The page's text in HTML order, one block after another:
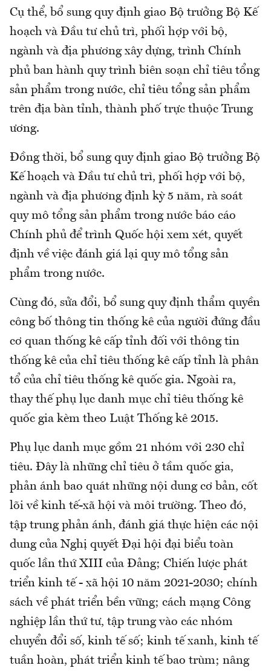
Cụ thể, bổ sung quy định giao Bộ trưởng Bộ Kế
hoạch và Đầu tư chủ trì, phối hợp với bộ,
ngành và địa phương xây dựng, trình Chính
phủ ban hành quy trình biên soạn chỉ tiêu tổng
sản phẩm trong nước, chỉ tiêu tổng sản phẩm
trên địa bàn tỉnh, thành phố trực thuộc Trung
ương.
Đồng thời, bổ sung quy định giao Bộ trưởng Bộ
Kế hoạch và Đầu tư chủ trì, phối hợp với bộ,
ngành và địa phương định kỳ 5 năm, rà soát
quy mô tổng sản phẩm trong nước báo cáo
Chính phủ để trình Quốc hội xem xét, quyết
định về việc đánh giá lại quy mô tổng sản
phẩm trong nước.
Cùng đó, sửa đổi, bổ sung quy định thẩm quyền
công bố thông tin thống kê của người đứng đầu
cơ quan thống kê cấp tỉnh đối với thông tin
thống kê của chỉ tiêu thống kê cấp tỉnh là phân
tổ của chỉ tiêu thống kê quốc gia. Ngoài ra,
thay thế phụ lục danh mục chỉ tiêu thống kê
quốc gia kèm theo Luật Thống kê 2015.
Phụ lục danh mục gồm 21 nhóm với 230 chỉ
tiêu. Đây là những chỉ tiêu ở tầm quốc gia,
phản ánh bao quát những nội dung cơ bản, cốt
lõi về kinh tế-xã hội và môi trường. Theo đó,
tập trung phản ánh, đánh giá thực hiện các nội
dung của Nghị quyết Đại hội đại biểu toàn
quốc lần thứ XIII của Đảng; Chiến lược phát
triển kinh tế - xã hội 10 năm 2021-2030; chính
sách về phát triển bền vững; cách mạng Công
nghiệp lần thứ tư, tập trung vào các nhóm
chuyển đổi số, kinh tế số; kinh tế xanh, kinh tế
tuần hoàn, phát triển kinh tế bao trùm; nâng